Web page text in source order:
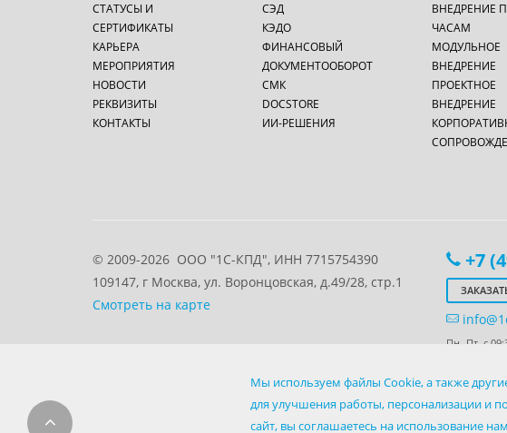
СТАТУСЫ И
СЕРТИФИКАТЫ
КАРЬЕРА
МЕРОПРИЯТИЯ
НОВОСТИ
РЕКВИЗИТЫ
КОНТАКТЫ
СЭД
КЭДО
ФИНАНСОВЫЙ
ДОКУМЕНТООБОРОТ
СМК
DOCSTORE
ИИ-РЕШЕНИЯ
ВНЕДРЕНИЕ
ЧАСАМ
МОДУЛЬНОЕ
ВНЕДРЕНИЕ
ПРОЕКТНОЕ
ВНЕДРЕНИЕ
© 2009-2026 ООО "1С-КПД", ИНН 7715754390
109147, г Москва, ул. Воронцовская, д.49/28, стр.1
Смотреть на карте
+7
Пн.-Пт. с
Стоимость товаров, работ и услуг, указанных на настоящем сайте,
Вы даете согласие ООО “1С-КПД" на сбор, обработку
обрабатывались и передавались третьим лицам, покиньте сайт.
Мы используем файлы Cookie, а также
для улучшения работы, персонализации и
сайт, вы соглашаетесь на использование